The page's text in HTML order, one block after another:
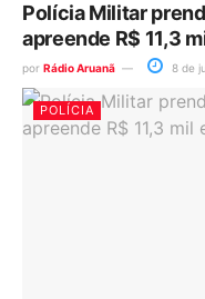
Polícia Militar
apreende R$ 11,3
por Rádio Aruanã 8 de
POLÍCIA